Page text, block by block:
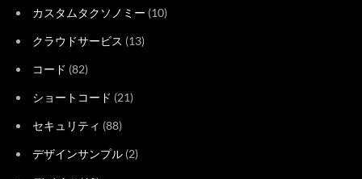
カスタムタクソノミー (10)
クラウドサービス (13)
コード (82)
ショートコード (21)
セキュリティ (88)
デザインサンプル (2)